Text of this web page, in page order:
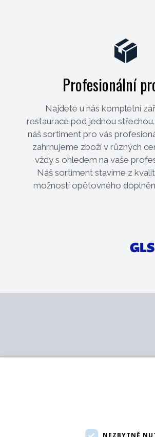
Profesionální
Najdete u nás kompletní
restaurace pod jednou
náš sortiment pro vás
zahrnujeme zboží v různých
vždy s ohledem na vaše
Náš sortiment stavíme z
možností opětovného
NEZBYTNĚ